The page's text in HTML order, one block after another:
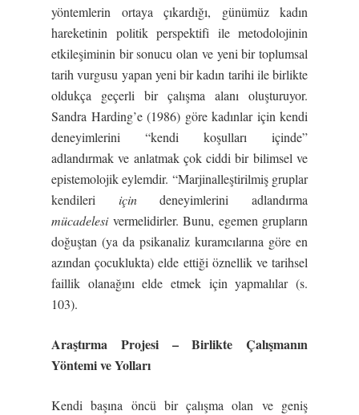
yöntemlerin ortaya çıkardığı, günümüz kadın
hareketinin politik perspektifi ile metodolojinin
etkileşiminin bir sonucu olan ve yeni bir toplumsal
tarih vurgusu yapan yeni bir kadın tarihi ile birlikte
oldukça geçerli bir çalışma alanı oluşturuyor.
Sandra Harding’e (1986) göre kadınlar için kendi
deneyimlerini “kendi koşulları içinde”
adlandırmak ve anlatmak çok ciddi bir bilimsel ve
epistemolojik eylemdir. “Marjinalleştirilmiş gruplar
kendileri içindeneyimlerini adlandırma
mücadelesivermelidirler. Bunu, egemen grupların
doğuştan (ya da psikanaliz kuramcılarına göre en
azından çocuklukta) elde ettiği öznellik ve tarihsel
faillik olanağını elde etmek için yapmalılar (s.
103).
Araştırma Projesi – Birlikte Çalışmanın
Yöntemi ve Yolları
Kendi başına öncü bir çalışma olan ve geniş